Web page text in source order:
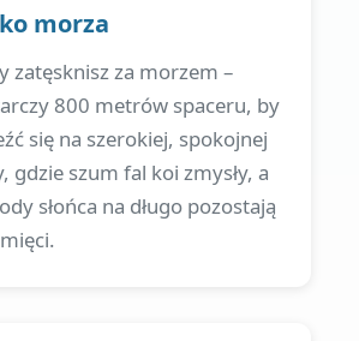
morza
zatęsknisz za morzem –
800 metrów spaceru, by
się na szerokiej, spokojnej
gdzie szum fal koi zmysły, a
słońca na długo pozostają